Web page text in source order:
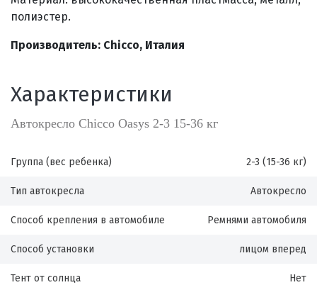
полиэстер.
Производитель: Chicco, Италия
Характеристики
Автокресло Chicco Oasys 2-3 15-36 кг
Группа (вес ребенка) 2-3 (15-36 кг)
Тип автокресла Автокресло
Способ крепления в автомобиле Ремнями автомобиля
Способ установки лицом вперед
Тент от солнца Нет